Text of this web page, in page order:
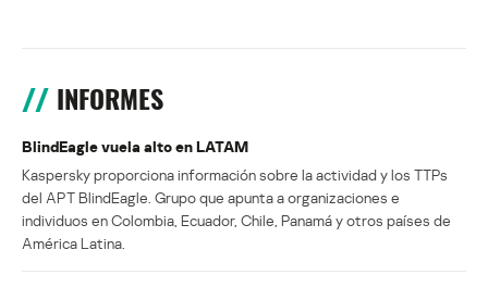
INFORMES
BlindEagle vuela alto en LATAM
Kaspersky proporciona información sobre la actividad y los TTPs
del APT BlindEagle. Grupo que apunta a organizaciones e
individuos en Colombia, Ecuador, Chile, Panamá y otros países de
América Latina.